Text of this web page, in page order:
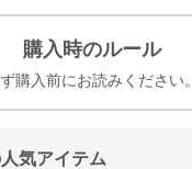
購入時のルール
購入前にお読みください。
気アイテム